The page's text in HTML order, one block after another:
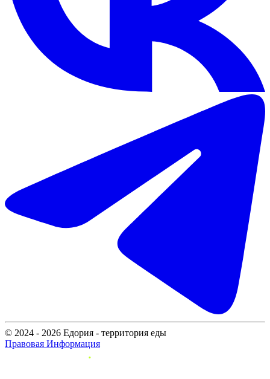
© 2024 - 2026 Едория - территория еды
Правовая Информация